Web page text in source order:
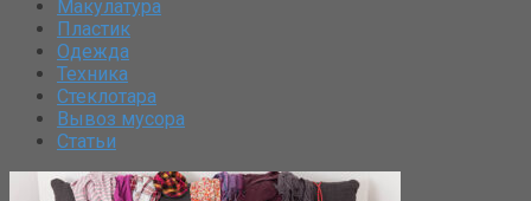
Макулатура
Пластик
Одежда
Техника
Стеклотара
Вывоз мусора
Статьи